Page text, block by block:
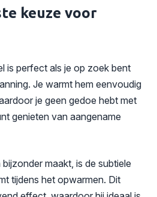
keuze voor
is perfect als je op zoek bent
Je warmt hem eenvoudig
je geen gedoe hebt met
genieten van aangename
maakt, is de subtiele
tijdens het opwarmen. Dit